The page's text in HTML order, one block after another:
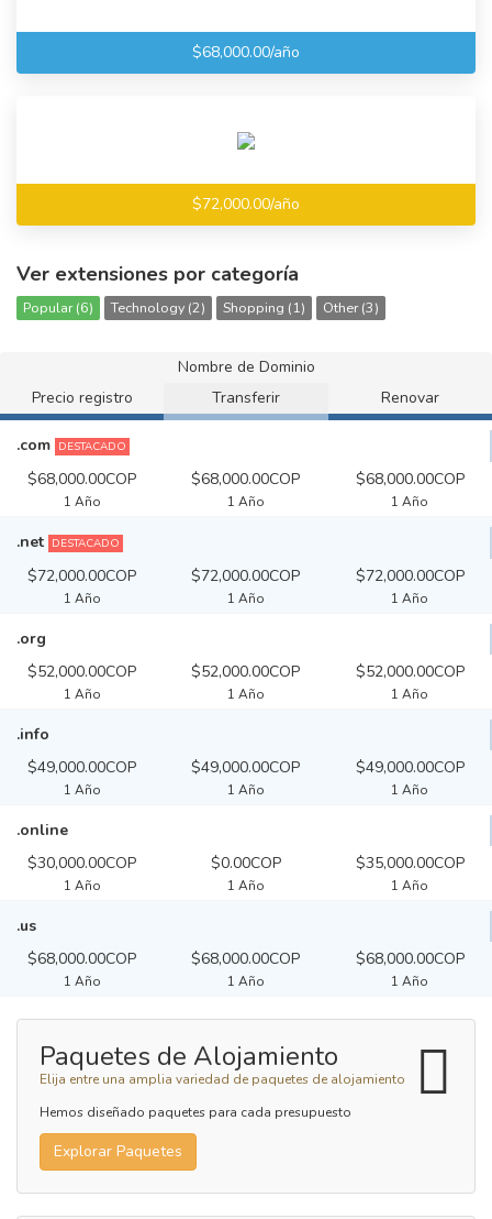
$68,000.00/año
$72,000.00/año
Ver extensiones por categoría
Popular (6) Technology (2) Shopping (1) Other (3)
Nombre de Dominio
Precio registro
Transferir Renovar
.com DESTACADO
$68,000.00COP
1 Año
$68,000.00COP
1 Año
$68,000.00COP
1 Año
.net DESTACADO
$72,000.00COP
1 Año
$72,000.00COP
1 Año
$72,000.00COP
1 Año
.org
$52,000.00COP
1 Año
$52,000.00COP
1 Año
$52,000.00COP
1 Año
.info
$49,000.00COP
1 Año
$49,000.00COP
1 Año
$49,000.00COP
1 Año
.online
$30,000.00COP
1 Año
$0.00COP
1 Año
$35,000.00COP
1 Año
.us
$68,000.00COP
1 Año
$68,000.00COP
1 Año
$68,000.00COP
1 Año
Paquetes de Alojamiento
Elija entre una amplia variedad de paquetes de alojamiento
Hemos diseñado paquetes para cada presupuesto
Explorar Paquetes